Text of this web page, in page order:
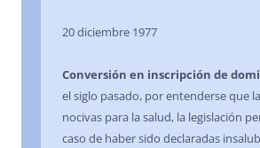
20 diciembre 1977
Conversión en inscripción de
el siglo pasado, por entenderse que
nocivas para la salud, la legislación
caso de haber sido declaradas